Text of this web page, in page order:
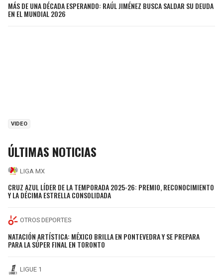
MÁS DE UNA DÉCADA ESPERANDO: RAÚL JIMÉNEZ BUSCA SALDAR SU DEUDA
EN EL MUNDIAL 2026
VIDEO
ÚLTIMAS NOTICIAS
LIGA MX
CRUZ AZUL LÍDER DE LA TEMPORADA 2025-26: PREMIO, RECONOCIMIENTO
Y LA DÉCIMA ESTRELLA CONSOLIDADA
OTROS DEPORTES
NATACIÓN ARTÍSTICA: MÉXICO BRILLA EN PONTEVEDRA Y SE PREPARA
PARA LA SÚPER FINAL EN TORONTO
LIGUE 1